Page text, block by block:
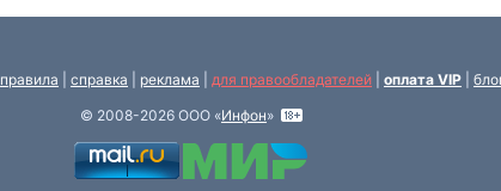
правила справка реклама для правообладателей оплата VIP
© 2008-2026 ООО «Инфон»